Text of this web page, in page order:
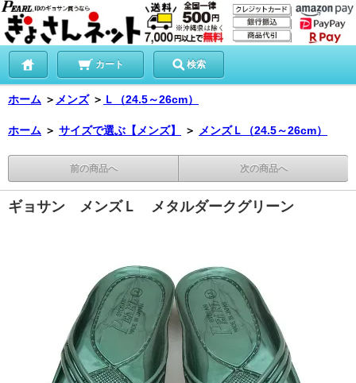
カート 検索
ホーム ＞ メンズ ＞ Ｌ（24.5～26cm）
ホーム ＞ サイズで選ぶ【メンズ】 ＞ メンズＬ（24.5～26cm）
前の商品へ 次の商品へ
ギョサン メンズＬ メタルダークグリーン